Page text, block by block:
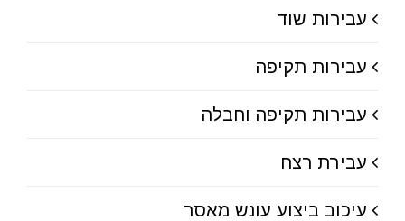
עבירות שוד
עבירות תקיפה
עבירות תקיפה וחבלה
עבירת רצח
עיכוב ביצוע עונש מאסר